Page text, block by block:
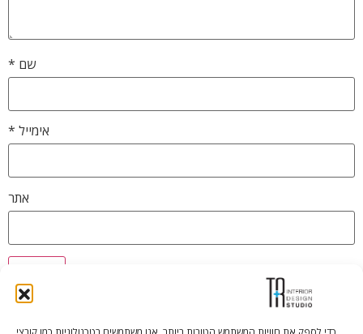
שם *
אימייל *
אתר